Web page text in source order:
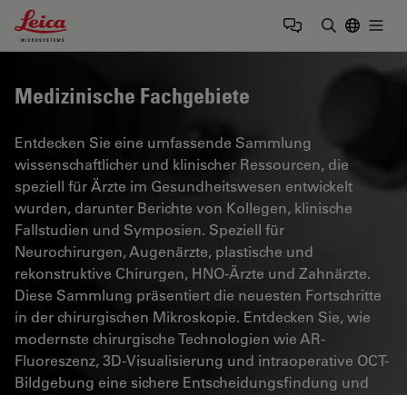
Leica Microsystems Logo
Medizinische Fachgebiete
Entdecken Sie eine umfassende Sammlung
wissenschaftlicher und klinischer Ressourcen, die
speziell für Ärzte im Gesundheitswesen entwickelt
wurden, darunter Berichte von Kollegen, klinische
Fallstudien und Symposien. Speziell für
Neurochirurgen, Augenärzte, plastische und
rekonstruktive Chirurgen, HNO-Ärzte und Zahnärzte.
Diese Sammlung präsentiert die neuesten Fortschritte
in der chirurgischen Mikroskopie. Entdecken Sie, wie
modernste chirurgische Technologien wie AR-
Fluoreszenz, 3D-Visualisierung und intraoperative OCT-
Bildgebung eine sichere Entscheidungsfindung und